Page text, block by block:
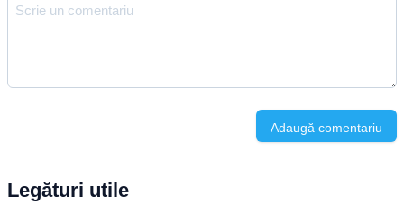
Adaugă comentariu
Legături utile